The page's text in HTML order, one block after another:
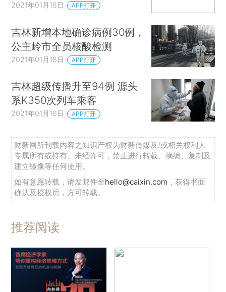
2021年01月18日 APP打开
吉林新增本地确诊病例30例，
公主岭市全员核酸检测
2021年01月18日 APP打开
吉林超级传播升至94例 源头
系K350次列车乘客
2021年01月16日 APP打开
财新网所刊载内容之知识产权为财新传媒及/或相关权利人
专属所有或持有。未经许可，禁止进行转载、摘编、复制及
建立镜像等任何使用。
如有意愿转载，请发邮件至hello@caixin.com ，获得书面
确认及授权后，方可转载。
推荐阅读